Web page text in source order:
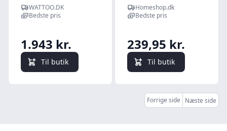
x 25 m, 6 x 8 x 2,9
mm, sort - 1211L
WATTOO.DK
Bedste pris
1.943 kr.
Til butik
Rionet i DIN 490
2500 x 2150 x 150
Homeshop.dk
Bedste pris
239,95 kr.
Til butik
Forrige side Næste side